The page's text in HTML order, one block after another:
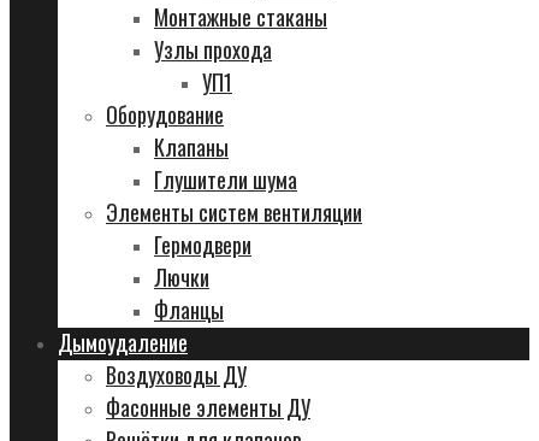
Монтажные стаканы
Узлы прохода
УП1
Оборудование
Клапаны
Глушители шума
Элементы систем вентиляции
Гермодвери
Лючки
Фланцы
Дымоудаление
Воздуховоды ДУ
Фасонные элементы ДУ